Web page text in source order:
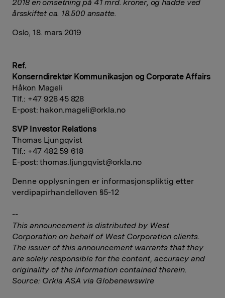
2018 en omsetning på 41 mrd. kroner, og hadde ved
årsskiftet ca. 18.500 ansatte.
Oslo, 18. mars 2019
Ref.
Konserndirektør Kommunikasjon og Corporate Affairs
Håkon Mageli
Tlf.: +47 928 45 828
E-post: hakon.mageli@orkla.no
SVP Investor Relations
Thomas Ljungqvist
Tlf.: +47 482 59 618
E-post:thomas.ljungqvist@orkla.no
Denne opplysningen er informasjonspliktig etter
verdipapirhandelloven §5-12
--
This announcement is distributed by West
Corporation on behalf of West Corporation clients.
The issuer of this announcement warrants that they
are solely responsible for the content, accuracy and
originality of the information contained therein.
Source: Orkla ASA via Globenewswire